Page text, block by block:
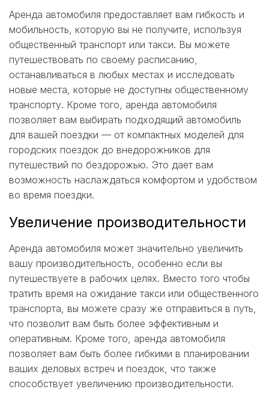
Аренда автомобиля предоставляет вам гибкость и
мобильность, которую вы не получите, используя
общественный транспорт или такси. Вы можете
путешествовать по своему расписанию,
останавливаться в любых местах и исследовать
новые места, которые не доступны общественному
транспорту. Кроме того, аренда автомобиля
позволяет вам выбирать подходящий автомобиль
для вашей поездки — от компактных моделей для
городских поездок до внедорожников для
путешествий по бездорожью. Это дает вам
возможность наслаждаться комфортом и удобством
во время поездки.
Увеличение производительности
Аренда автомобиля может значительно увеличить
вашу производительность, особенно если вы
путешествуете в рабочих целях. Вместо того чтобы
тратить время на ожидание такси или общественного
транспорта, вы можете сразу же отправиться в путь,
что позволит вам быть более эффективным и
оперативным. Кроме того, аренда автомобиля
позволяет вам быть более гибкими в планировании
ваших деловых встреч и поездок, что также
способствует увеличению производительности.